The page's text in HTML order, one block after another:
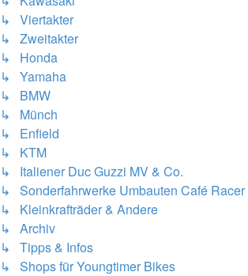
↳ Viertakter
↳ Zweitakter
↳ Honda
↳ Yamaha
↳ BMW
↳ Münch
↳ Enfield
↳ KTM
↳ Italiener Duc Guzzi MV & Co.
↳ Sonderfahrwerke Umbauten Café Racer
↳ Kleinkrafträder & Andere
↳ Archiv
↳ Tipps & Infos
↳ Shops für Youngtimer Bikes